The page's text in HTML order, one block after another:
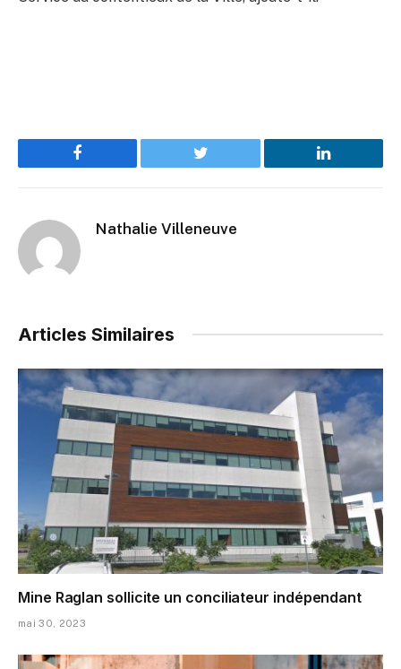
Facebook Twitter LinkedIn
Nathalie Villeneuve
Articles Similaires
Mine Raglan sollicite un conciliateur indépendant
mai 30, 2023